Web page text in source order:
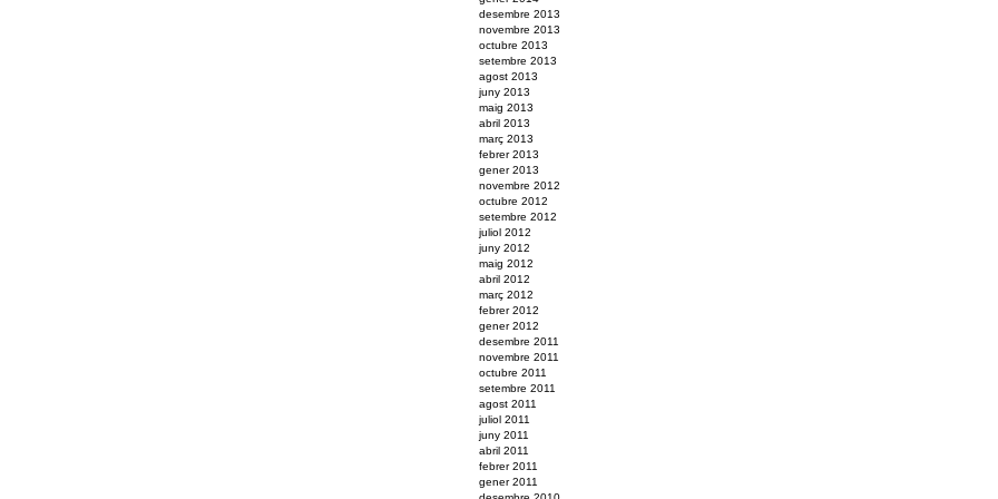
desembre 2013
novembre 2013
octubre 2013
setembre 2013
agost 2013
juny 2013
maig 2013
abril 2013
març 2013
febrer 2013
gener 2013
novembre 2012
octubre 2012
setembre 2012
juliol 2012
juny 2012
maig 2012
abril 2012
març 2012
febrer 2012
gener 2012
desembre 2011
novembre 2011
octubre 2011
setembre 2011
agost 2011
juliol 2011
juny 2011
abril 2011
febrer 2011
gener 2011